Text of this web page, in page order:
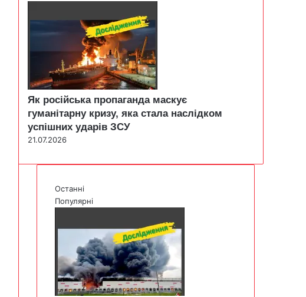
Як російська пропаганда маскує
гуманітарну кризу, яка стала наслідком
успішних ударів ЗСУ
21.07.2026
Останні
Популярні